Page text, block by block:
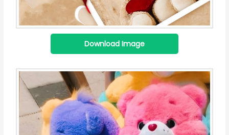
Download Image